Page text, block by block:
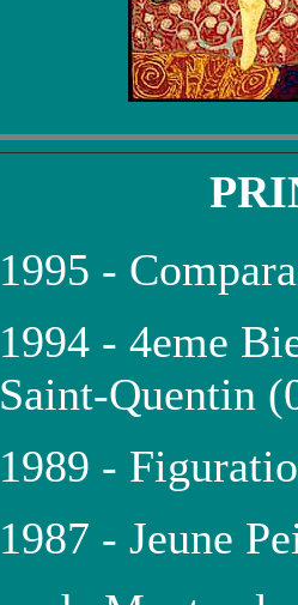
1995 -
1994 - 4eme
Saint-Quentin
1989 -
1987 - Jeune